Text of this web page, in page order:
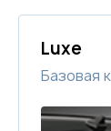
Luxe
Базовая